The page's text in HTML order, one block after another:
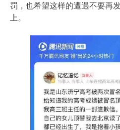
罚，也希望这样的遭遇不要再
上。